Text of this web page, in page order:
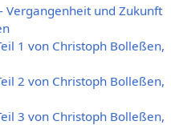
Vergangenheit und Zukunft
1 von Christoph Bolleßen,
2 von Christoph Bolleßen,
3 von Christoph Bolleßen,